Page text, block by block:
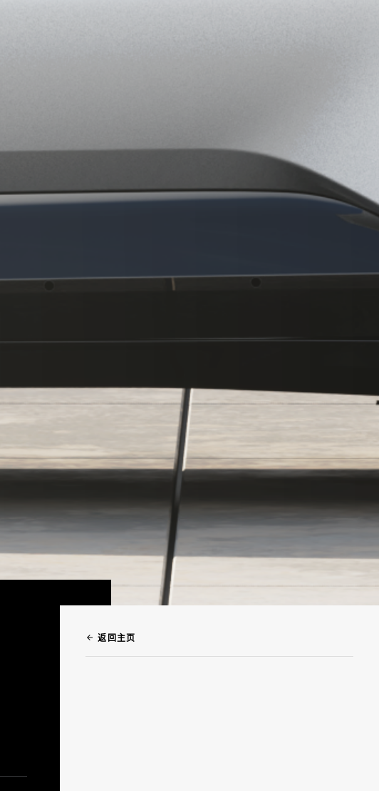
arrow_back 返回主页